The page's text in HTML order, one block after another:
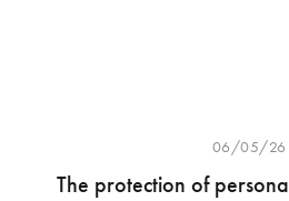
06/05/26
The protection of